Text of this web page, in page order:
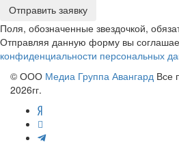
Отправить заявку
Поля, обозначенные звездочкой,
Отправляя данную форму вы
конфиденциальности персональных
© ООО Медиа Группа Авангард Все
2026гг.